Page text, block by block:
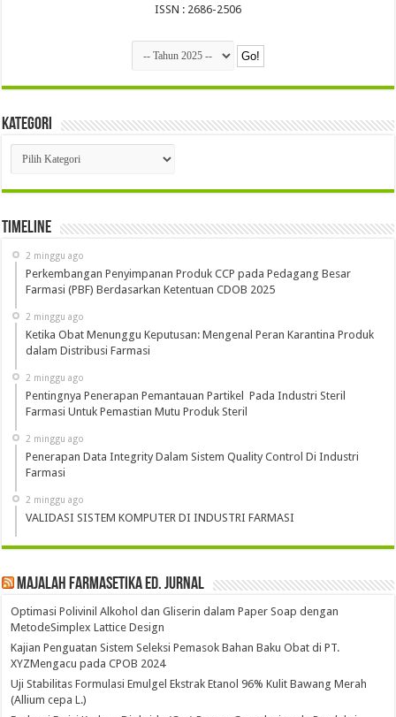
ISSN : 2686-2506
Kategori
Kategori
Timeline
2 minggu ago
Perkembangan Penyimpanan Produk CCP pada Pedagang Besar
Farmasi (PBF) Berdasarkan Ketentuan CDOB 2025
2 minggu ago
Ketika Obat Menunggu Keputusan: Mengenal Peran Karantina Produk
dalam Distribusi Farmasi
2 minggu ago
Pentingnya Penerapan Pemantauan Partikel Pada Industri Steril
Farmasi Untuk Pemastian Mutu Produk Steril
2 minggu ago
Penerapan Data Integrity Dalam Sistem Quality Control Di Industri
Farmasi
2 minggu ago
VALIDASI SISTEM KOMPUTER DI INDUSTRI FARMASI
Majalah Farmasetika Ed. Jurnal
Optimasi Polivinil Alkohol dan Gliserin dalam Paper Soap dengan
MetodeSimplex Lattice Design
Kajian Penguatan Sistem Seleksi Pemasok Bahan Baku Obat di PT.
XYZMengacu pada CPOB 2024
Uji Stabilitas Formulasi Emulgel Ekstrak Etanol 96% Kulit Bawang Merah
(Allium cepa L.)